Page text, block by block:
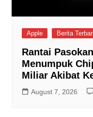
Apple Berita
Rantai
Menumpuk
Miliar Akibat
August 7, 2026